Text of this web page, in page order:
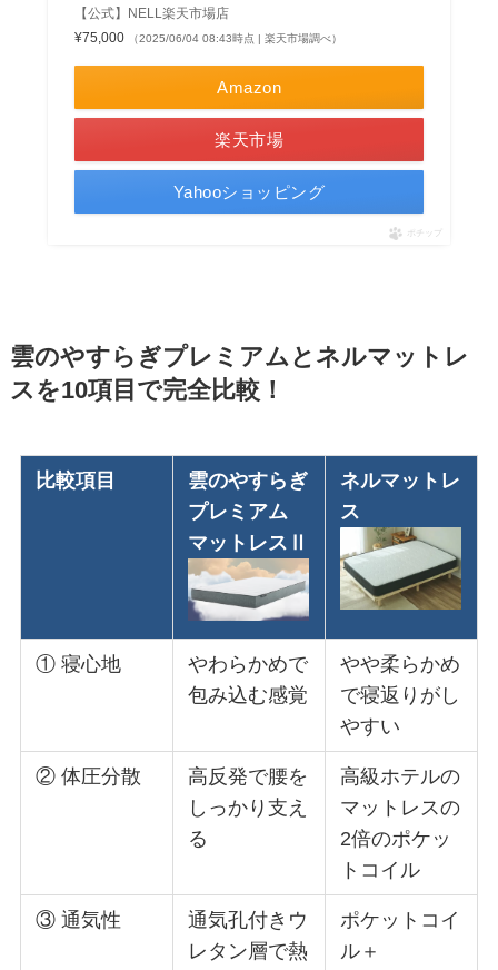
【公式】NELL楽天市場店
¥75,000
（2025/06/04 08:43時点 | 楽天市場調べ）
Amazon
楽天市場
Yahooショッピング
ポチップ
雲のやすらぎプレミアムとネルマットレ
スを10項目で完全比較！
比較項目
雲のやすらぎ
プレミアム
マットレスⅡ
ネルマットレ
ス
① 寝心地
やわらかめで
包み込む感覚
やや柔らかめ
で寝返りがし
やすい
② 体圧分散
高反発で腰を
しっかり支え
る
高級ホテルの
マットレスの
2倍のポケッ
トコイル
③ 通気性
通気孔付きウ
レタン層で熱
ポケットコイ
ル＋